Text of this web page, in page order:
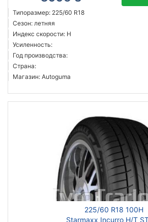
Типоразмер: 225/60 R18
Сезон: летняя
Индекс скорости: H
Усиленность:
Год производства:
Страна:
Магазин: Autoguma
225/60 R18 100H
Starmaxx Incurro H/T